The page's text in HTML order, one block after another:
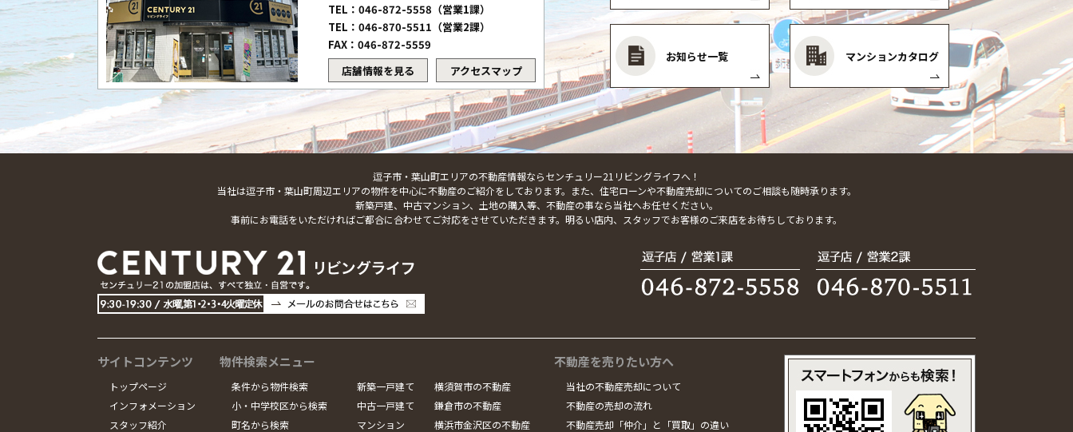
TEL：046-872-5558（営業1課）
TEL：046-870-5511（営業2課）
FAX：046-872-5559
店舗情報を見る
アクセスマップ
お知らせ一覧 マンションカタログ
逗子市・葉山町エリアの不動産情報ならセンチュリー21リビングライフへ！
当社は逗子市・葉山町周辺エリアの物件を中心に不動産のご紹介をしております。また、住宅ローンや不動産売却についてのご相談も随時承ります。
新築戸建、中古マンション、土地の購入等、不動産の事なら当社へお任せください。
事前にお電話をいただければご都合に合わせてご対応をさせていただきます。明るい店内、スタッフでお客様のご来店をお待ちしております。
サイトコンテンツ
トップページ
インフォメーション
スタッフ紹介
物件検索メニュー
条件から物件検索
小・中学校区から検索
町名から検索
新築一戸建て
中古一戸建て
マンション
横須賀市の不動産
鎌倉市の不動産
横浜市金沢区の不動産
不動産を売りたい方へ
当社の不動産売却について
不動産の売却の流れ
不動産売却「仲介」と「買取」の違い